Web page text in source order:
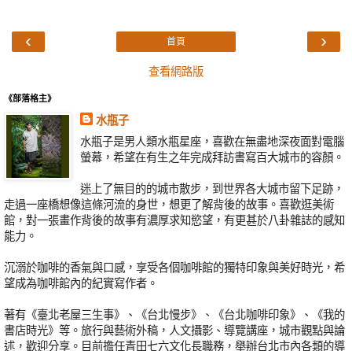
‹ ›
首頁
查看網路版
《部落格主》
水瓶子
水瓶子是男人類水瓶星座，喜歡在無盡地深夜面對電腦
螢幕，希望在有生之年完成拜訪書寫百大城市的容顏。
迷上了無目的的城市散步，到世界各大城市留下足跡，
走過一座橋想像這條河流的身世，想更了解背後的故事。喜歡逛美術
館，對一張畫作背後的故事有濃厚求知慾望，有更甚於八卦雜誌的感知
能力。
沉溺於咖啡的香氣與口感，享受各個咖啡館的獨特印象與美好時光，希
望成為咖啡館內的紀實寫作者。
著有《臺北老屋三生事》、《台北慢步》、《台北咖啡印象》、《我的
書店時光》等。旅行與藝術外稿，人文攝影、導覽講座，城市觀點與論
述，歡迎分享。目前擔任青田七六文化長職務，舉辦台北市內各類的導